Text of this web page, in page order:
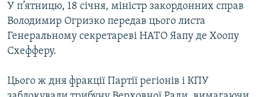
У п’ятницю, 18 січня, міністр закордонних справ
Володимир Огризко передав цього листа
Генеральному секретареві НАТО Яапу де Хоопу
Схефферу.
Цього ж дня фракції Партії регіонів і КПУ